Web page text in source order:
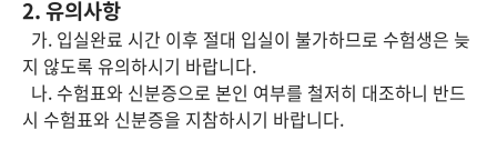
2. 유의사항
가. 입실완료 시간 이후 절대 입실이 불가하므로 수험생은 늦
지 않도록 유의하시기 바랍니다.
나. 수험표와 신분증으로 본인 여부를 철저히 대조하니 반드
시 수험표와 신분증을 지참하시기 바랍니다.